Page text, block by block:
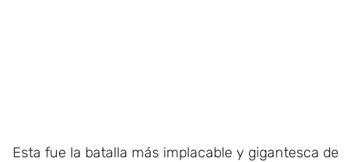
Esta fue la batalla más implacable y gigantesca de